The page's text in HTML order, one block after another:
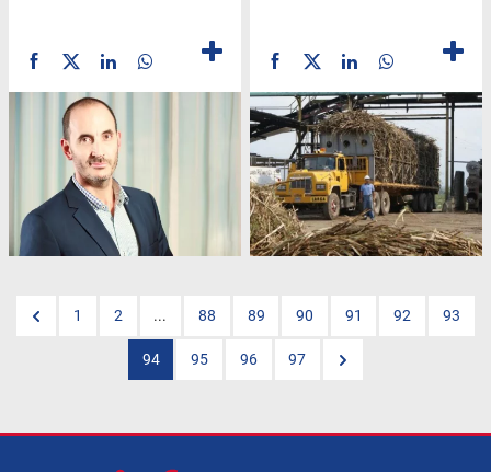
1 2 ... 88 89 90 91 92 93
94 95 96 97